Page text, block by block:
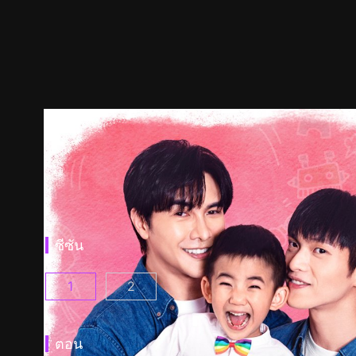
ซีซัน
รักนะครับคุณพ่อทั้งสอง ตอนที่ 1()
1 รักนะครับคุณพ่อทั้งสอง ซีซั่น 2 ตอนที่ 1(
2
ตอน